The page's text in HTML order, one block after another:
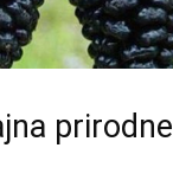
prirodne